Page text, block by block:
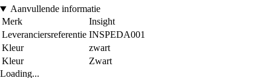
Aanvullende informatie
Merk
Insight
Leveranciersreferentie INSPEDA001
Kleur
zwart
Kleur
Zwart
Loading...